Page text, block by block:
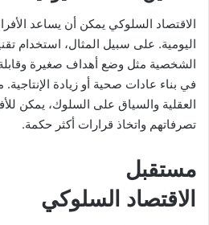
الاقتصاد السلوكي يمكن أن يساعد
اليومية. على سبيل المثال، استخدام
الشخصية مثل وضع أهداف صغيرة
في بناء عادات صحية أو زيادة الإنتاجية.
العقلية والسياق على السلوك، يمكن
تصرفاتهم واتخاذ قرارات أكثر حكمة.
مستقبل
الاقتصاد السلوكي